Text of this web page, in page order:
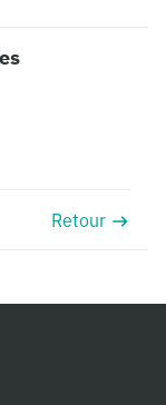
Retour